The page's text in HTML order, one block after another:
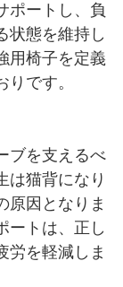
ポートし、負
状態を維持し
用椅子を定義
です。
ブを支えるべ
は猫背になり
原因となりま
ートは、正し
労を軽減しま